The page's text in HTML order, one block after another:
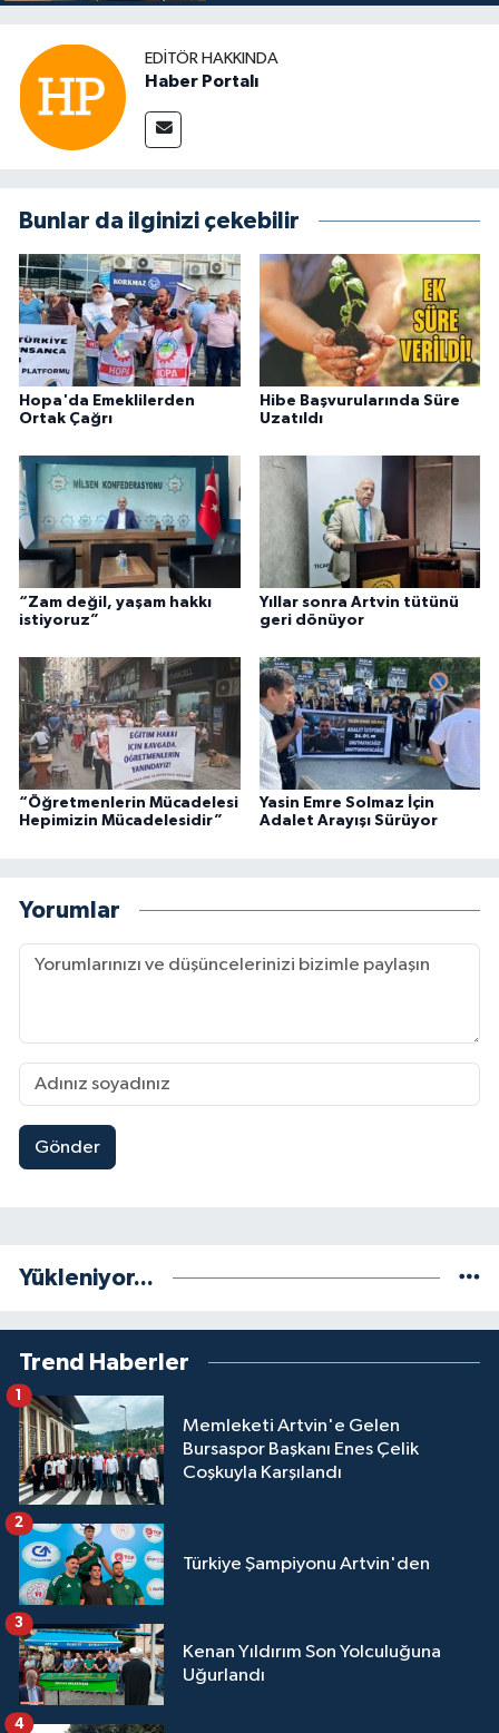
EDITÖR HAKKINDA
Haber Portalı
Bunlar da ilginizi çekebilir
Hopa'da Emeklilerden
Ortak Çağrı
Hibe Başvurularında Süre
Uzatıldı
“Zam değil, yaşam hakkı
istiyoruz”
Yıllar sonra Artvin tütünü
geri dönüyor
“Öğretmenlerin Mücadelesi
Hepimizin Mücadelesidir”
Yasin Emre Solmaz İçin
Adalet Arayışı Sürüyor
Yorumlar
Gönder
Yükleniyor...
Trend Haberler
Memleketi Artvin'e Gelen
Bursaspor Başkanı Enes Çelik
Coşkuyla Karşılandı
1
Türkiye Şampiyonu Artvin'den
2
Kenan Yıldırım Son Yolculuğuna
Uğurlandı
3
4